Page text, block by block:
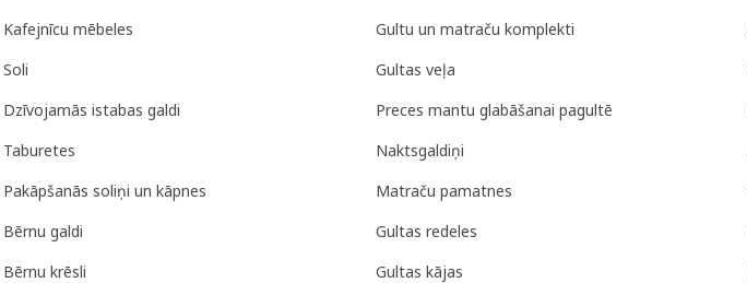
Kafejnīcu mēbeles
Soli
Dzīvojamās istabas galdi
Taburetes
Pakāpšanās soliņi un kāpnes
Bērnu galdi
Bērnu krēsli
Gultu un matraču komplekti
Gultas veļa
Preces mantu glabāšanai pagultē
Naktsgaldiņi
Matraču pamatnes
Gultas redeles
Gultas kājas